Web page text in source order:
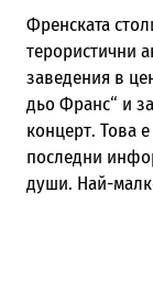
Френската
терористични
заведения в
дьо Франс“ и
концерт. Това
последни
души. Най-